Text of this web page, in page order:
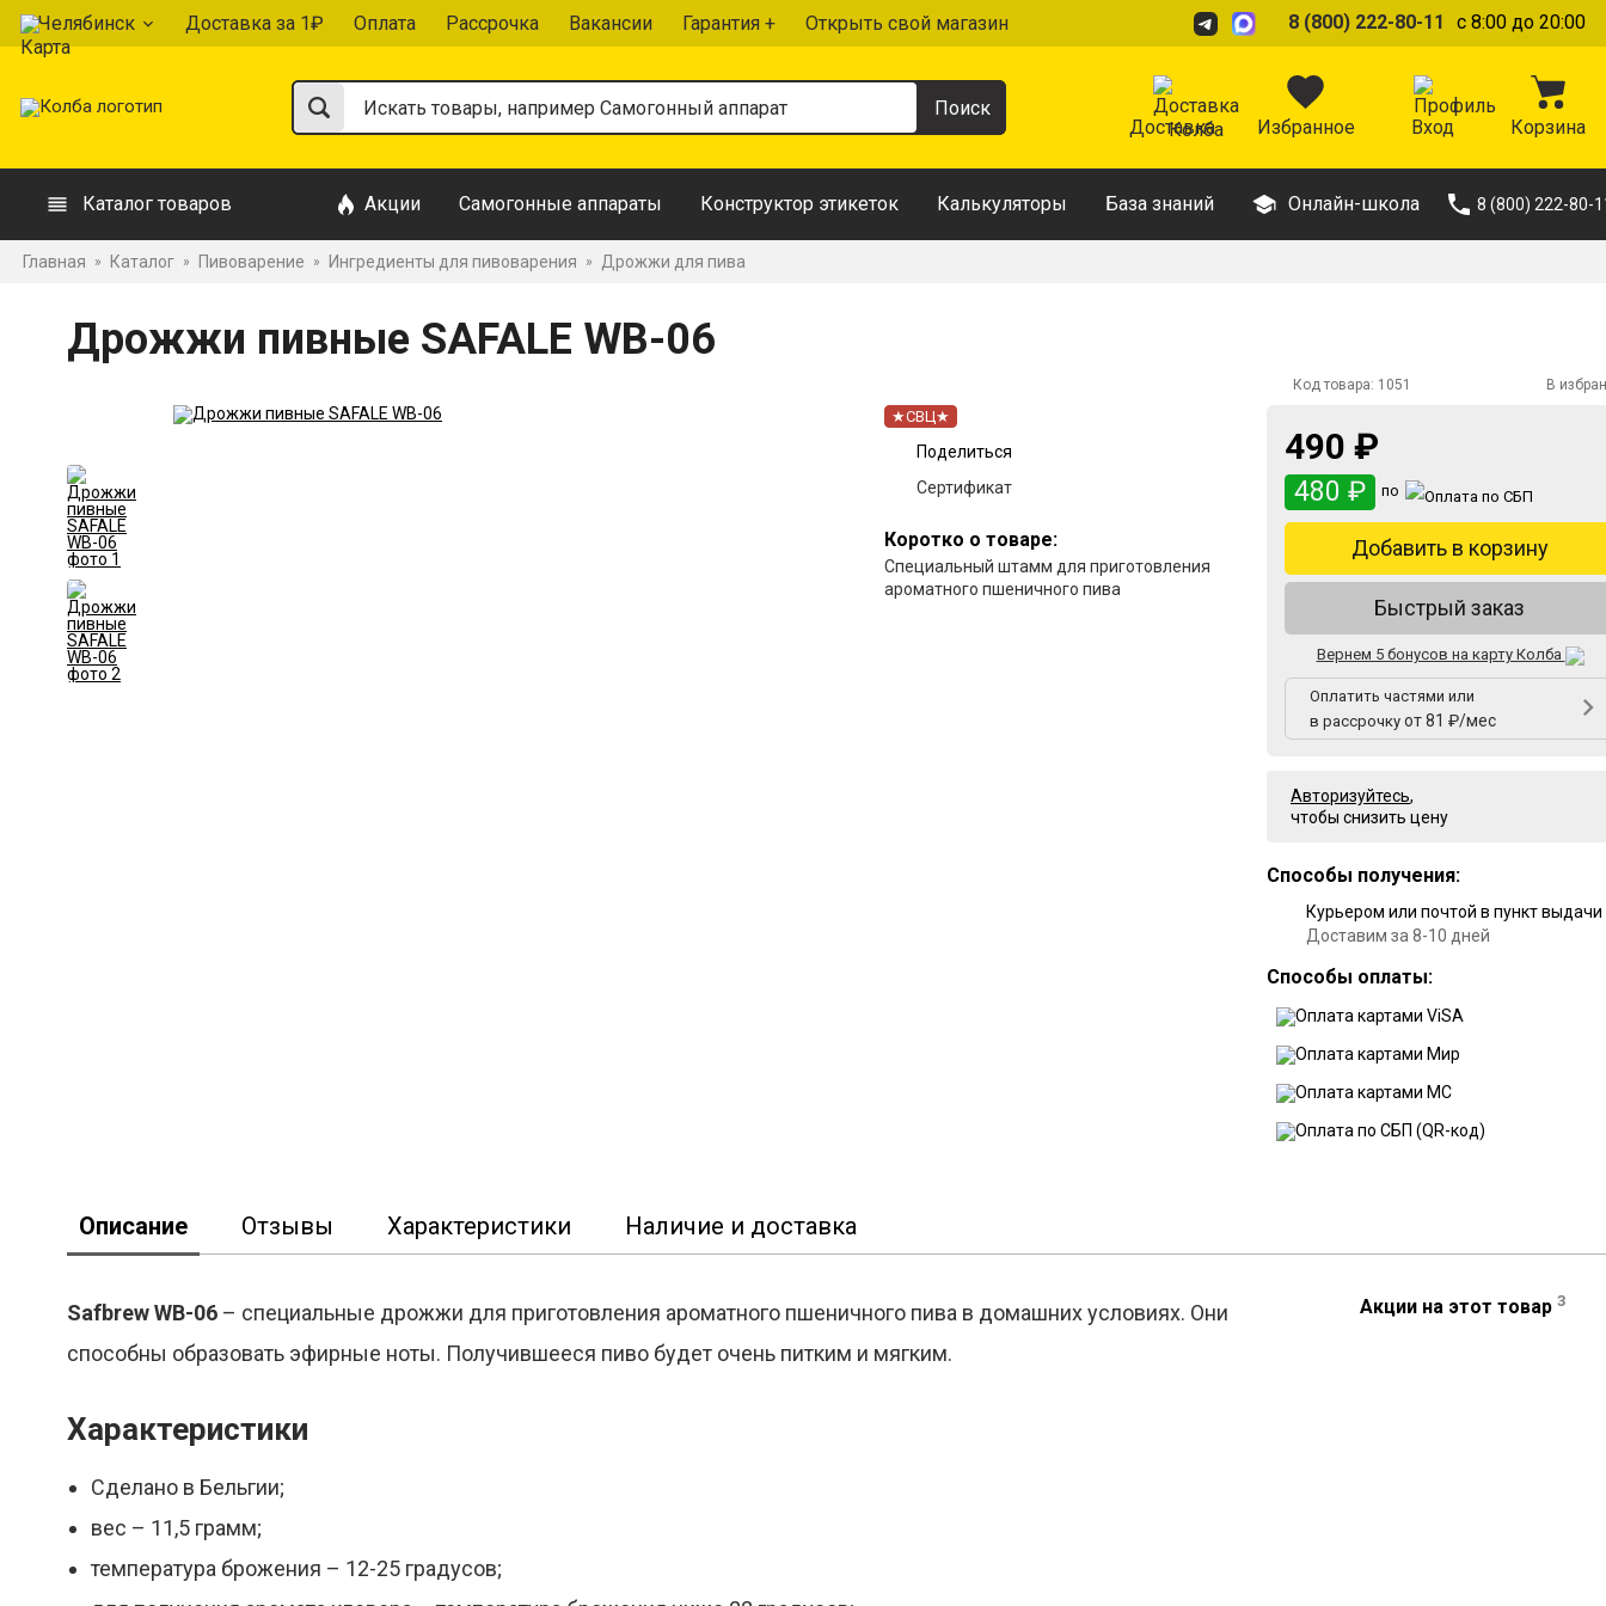
Челябинск Доставка за 1₽ Оплата Рассрочка Вакансии Гарантия + Открыть свой магазин 8 (800) 222-80-11 с 8:00 до 20:00
Доставка Избранное Вход Корзина
Каталог товаров Акции Самогонные аппараты Конструктор этикеток Калькуляторы База знаний Онлайн-школа 8 (800) 222-80-
Главная » Каталог » Пивоварение » Ингредиенты для пивоварения » Дрожжи для пива
Дрожжи пивные SAFALE WB-06
★СВЦ★
Поделиться
Сертификат
Коротко о товаре:
Специальный штамм для приготовления
ароматного пшеничного пива
Код товара: 1051 В
490 ₽
480 ₽ по
Добавить в корзину
Быстрый заказ
Вернем 5 бонусов на карту Колба
Оплатить частями или
в рассрочку от 81 ₽/мес
Авторизуйтесь,
чтобы снизить цену
Способы получения:
Курьером или почтой в пункт выдачи
Доставим за 8-10 дней
Способы оплаты:
Описание Отзывы Характеристики Наличие и доставка
Safbrew WB-06 – специальные дрожжи для приготовления ароматного пшеничного пива в домашних условиях. Они
способны образовать эфирные ноты. Получившееся пиво будет очень питким и мягким.
Характеристики
Сделано в Бельгии;
вес – 11,5 грамм;
температура брожения – 12-25 градусов;
Акции на этот товар 3